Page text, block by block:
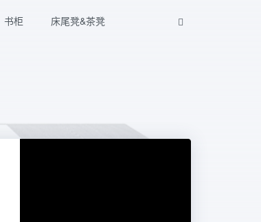
书柜 床尾凳&茶凳